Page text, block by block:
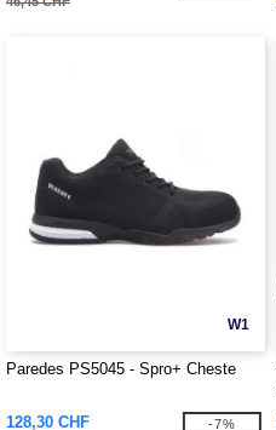
W1
Paredes PS5045 - Spro+ Cheste
128,30 CHF -7%